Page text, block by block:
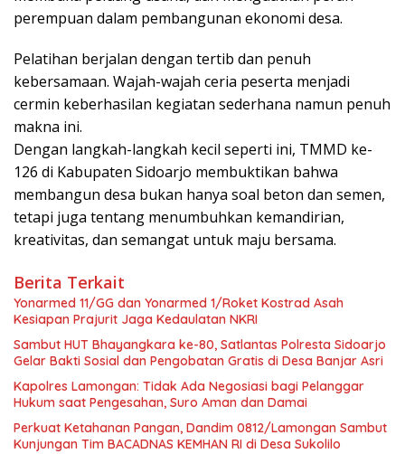
perempuan dalam pembangunan ekonomi desa.
Pelatihan berjalan dengan tertib dan penuh
kebersamaan. Wajah-wajah ceria peserta menjadi
cermin keberhasilan kegiatan sederhana namun penuh
makna ini.
Dengan langkah-langkah kecil seperti ini, TMMD ke-
126 di Kabupaten Sidoarjo membuktikan bahwa
membangun desa bukan hanya soal beton dan semen,
tetapi juga tentang menumbuhkan kemandirian,
kreativitas, dan semangat untuk maju bersama.
Berita Terkait
Yonarmed 11/GG dan Yonarmed 1/Roket Kostrad Asah
Kesiapan Prajurit Jaga Kedaulatan NKRI
Sambut HUT Bhayangkara ke-80, Satlantas Polresta Sidoarjo
Gelar Bakti Sosial dan Pengobatan Gratis di Desa Banjar Asri
Kapolres Lamongan: Tidak Ada Negosiasi bagi Pelanggar
Hukum saat Pengesahan, Suro Aman dan Damai
Perkuat Ketahanan Pangan, Dandim 0812/Lamongan Sambut
Kunjungan Tim BACADNAS KEMHAN RI di Desa Sukolilo